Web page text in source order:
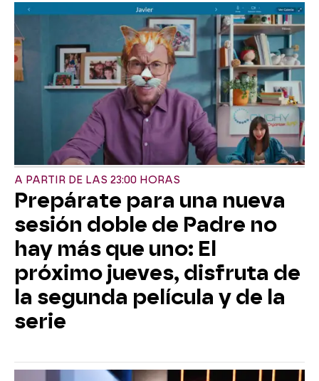
A PARTIR DE LAS 23:00 HORAS
Prepárate para una nueva
sesión doble de Padre no
hay más que uno: El
próximo jueves, disfruta de
la segunda película y de la
serie